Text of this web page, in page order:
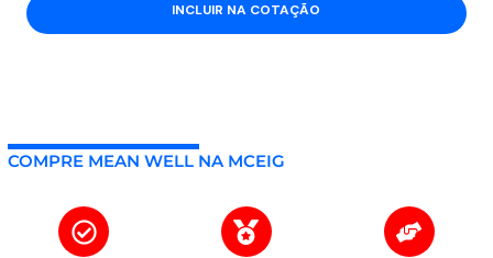
INCLUIR NA COTAÇÃO
COMPRE MEAN WELL NA MCEIG